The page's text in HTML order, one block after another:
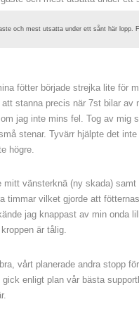
och mest utsatta under ett sånt här lopp.
fötter började strejka lite för
stanna precis när 7st bilar av
jag inte mins fel. Tog av mig
stenar. Tyvärr hjälpte det
högre.
mitt vänsterknä (ny skada) samt
timmar vilket gjorde att
jag knappast av min onda
är tålig.
vårt planerade andra stopp
enligt plan vår bästa